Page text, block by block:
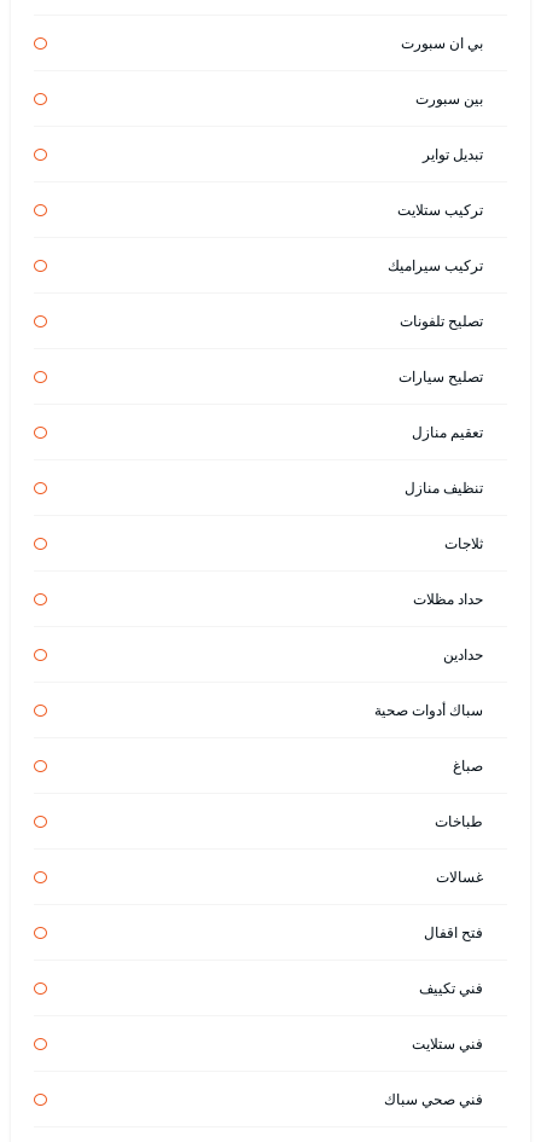
بي ان سبورت
بين سبورت
تبديل تواير
تركيب ستلايت
تركيب سيراميك
تصليح تلفونات
تصليح سيارات
تعقيم منازل
تنظيف منازل
ثلاجات
حداد مظلات
حدادين
سباك أدوات صحية
صباغ
طباخات
غسالات
فتح اقفال
فني تكييف
فني ستلايت
فني صحي سباك